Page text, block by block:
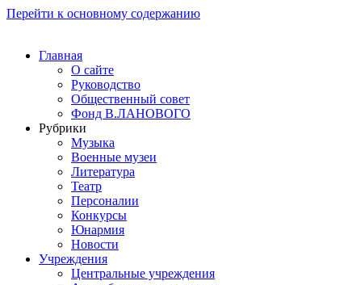
Перейти к основному содержанию
Главная
О сайте
Руководство
Общественный совет
Фонд В.ЛАНОВОГО
Рубрики
Музыка
Военные музеи
Литература
Театр
Персоналии
Конкурсы
Юнармия
Новости
Учреждения
Центральные учреждения